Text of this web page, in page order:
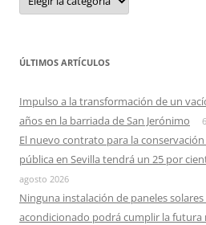
ÚLTIMOS ARTÍCULOS
Impulso a la transformación de un
años en la barriada de San Jerónimo
El nuevo contrato para la
pública en Sevilla tendrá un 25 por
agosto 2026
Ninguna instalación de paneles
acondicionado podrá cumplir la futura